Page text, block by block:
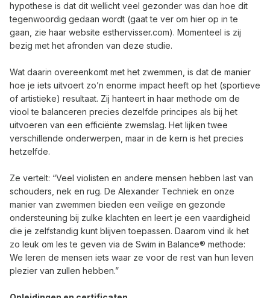
hypothese is dat dit wellicht veel gezonder was dan hoe dit
tegenwoordig gedaan wordt (gaat te ver om hier op in te
gaan, zie haar website esthervisser.com). Momenteel is zij
bezig met het afronden van deze studie.
Wat daarin overeenkomt met het zwemmen, is dat de manier
hoe je iets uitvoert zo’n enorme impact heeft op het (sportieve
of artistieke) resultaat. Zij hanteert in haar methode om de
viool te balanceren precies dezelfde principes als bij het
uitvoeren van een efficiënte zwemslag. Het lijken twee
verschillende onderwerpen, maar in de kern is het precies
hetzelfde.
Ze vertelt: “Veel violisten en andere mensen hebben last van
schouders, nek en rug. De Alexander Techniek en onze
manier van zwemmen bieden een veilige en gezonde
ondersteuning bij zulke klachten en leert je een vaardigheid
die je zelfstandig kunt blijven toepassen. Daarom vind ik het
zo leuk om les te geven via de Swim in Balance® methode:
We leren de mensen iets waar ze voor de rest van hun leven
plezier van zullen hebben.”